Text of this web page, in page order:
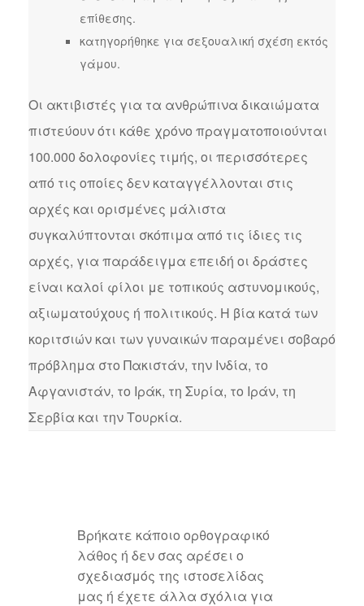
επίθεσης.
κατηγορήθηκε για σεξουαλική σχέση εκτός
γάμου.
Οι ακτιβιστές για τα ανθρώπινα δικαιώματα
πιστεύουν ότι κάθε χρόνο πραγματοποιούνται
100.000 δολοφονίες τιμής, οι περισσότερες
από τις οποίες δεν καταγγέλλονται στις
αρχές και ορισμένες μάλιστα
συγκαλύπτονται σκόπιμα από τις ίδιες τις
αρχές, για παράδειγμα επειδή οι δράστες
είναι καλοί φίλοι με τοπικούς αστυνομικούς,
αξιωματούχους ή πολιτικούς. Η βία κατά των
κοριτσιών και των γυναικών παραμένει σοβαρό
πρόβλημα στο Πακιστάν, την Ινδία, το
Αφγανιστάν, το Ιράκ, τη Συρία, το Ιράν, τη
Σερβία και την Τουρκία.
Βρήκατε κάποιο ορθογραφικό
λάθος ή δεν σας αρέσει ο
σχεδιασμός της ιστοσελίδας
μας ή έχετε άλλα σχόλια για